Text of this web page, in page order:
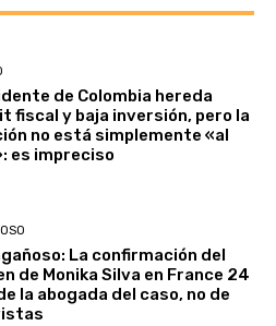
de Colombia hereda
fiscal y baja inversión, pero la
no está simplemente «al
es impreciso
La confirmación del
de Monika Silva en France 24
la abogada del caso, no de